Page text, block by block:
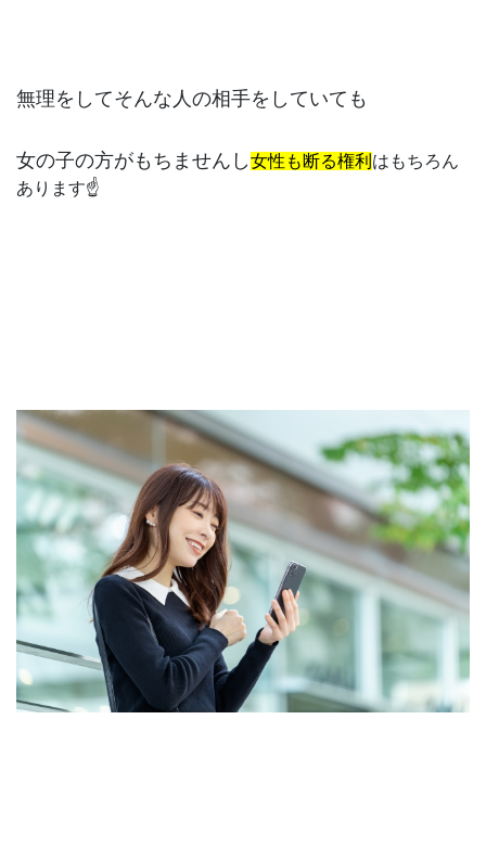
無理をしてそんな人の相手をしていても
女の子の方がもちませんし女性も断る権利 はもちろん
あります☝️